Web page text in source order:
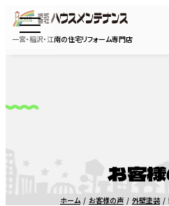
一宮・稲沢・江南の住宅リフォーム専門店
お客
ホーム お客様の声 外壁塗装